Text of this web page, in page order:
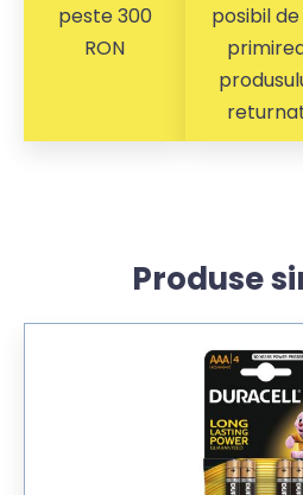
peste 300
RON
posibil
Produse